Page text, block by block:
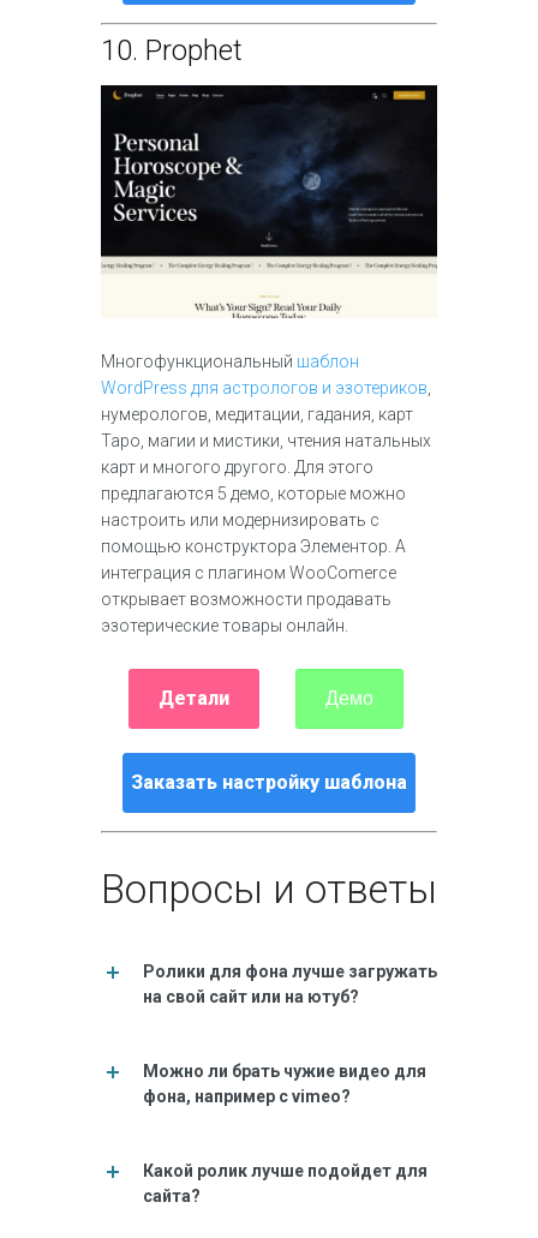
10. Prophet
Многофункциональный шаблон
WordPress для астрологов и эзотериков
нумерологов, медитации, гадания, карт
Таро, магии и мистики, чтения натальных
карт и многого другого. Для этого
предлагаются 5 демо, которые можно
настроить или модернизировать с
помощью конструктора Элементор. А
интеграция с плагином WooComerce
открывает возможности продавать
эзотерические товары онлайн.
Детали Демо
Заказать настройку шаблона
Вопросы и ответы
Ролики для фона лучше загружать
на свой сайт или на ютуб?
Можно ли брать чужие видео для
фона, например с vimeo?
Какой ролик лучше подойдет для
сайта?